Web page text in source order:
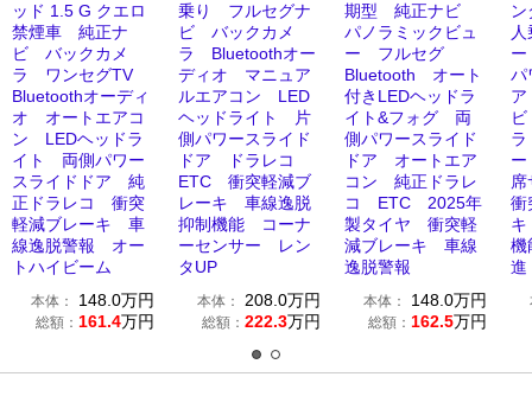
ッド 1.5 G クエロ
禁煙車 純正ナ
ビ バックカメ
ラ ワンセグTV
Bluetoothオーディ
オ オートエアコ
ン LEDヘッドラ
イト 両側パワー
スライドドア 純
正ドラレコ 衝突
軽減ブレーキ 車
線逸脱警報 オー
トハイビーム
本体： 148.0万円
総額： 161.4万円
乗り フルセグナ
ビ バックカメ
ラ Bluetoothオー
ディオ マニュア
ルエアコン LED
ヘッドライト 片
側パワースライド
ドア ドラレコ
ETC 衝突軽減ブ
レーキ 車線逸脱
抑制機能 コーナ
ーセンサー レン
タUP
本体： 208.0万円
総額： 222.3万円
期型 純正ナビ
パノラミックビュ
ー フルセグ
Bluetooth オート
付きLEDヘッドラ
イト&フォグ 両
側パワースライド
ドア オートエア
コン 純正ドラレ
コ ETC 2025年
製タイヤ 衝突軽
減ブレーキ 車線
逸脱警報
本体： 148.0万円
総額： 162.5万円
パ
衝